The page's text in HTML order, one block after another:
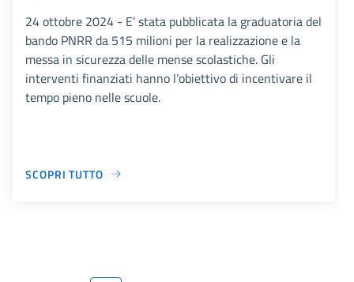
24 ottobre 2024 - E’ stata pubblicata la graduatoria del
bando PNRR da 515 milioni per la realizzazione e la
messa in sicurezza delle mense scolastiche. Gli
interventi finanziati hanno l’obiettivo di incentivare il
tempo pieno nelle scuole.
SCOPRI TUTTO